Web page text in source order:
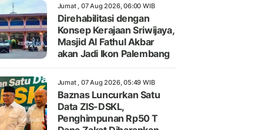
Jumat , 07 Aug 2026, 06:00 WIB
Direhabilitasi dengan
Konsep Kerajaan Sriwijaya,
Masjid Al Fathul Akbar
akan Jadi Ikon Palembang
Jumat , 07 Aug 2026, 05:49 WIB
Baznas Luncurkan Satu
Data ZIS-DSKL,
Penghimpunan Rp50 T